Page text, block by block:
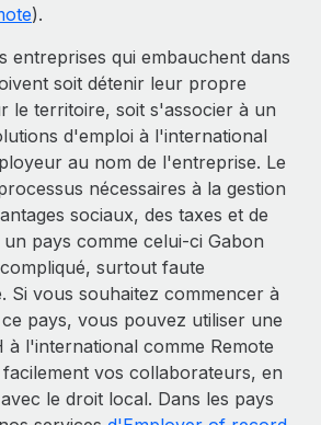
).
entreprises qui embauchent dans
soit détenir leur propre
le territoire, soit s'associer à un
d'emploi à l'international
au nom de l'entreprise. Le
nécessaires à la gestion
sociaux, des taxes et de
pays comme celui-ci Gabon
surtout faute
Si vous souhaitez commencer à
pays, vous pouvez utiliser une
à l'international comme Remote
vos collaborateurs, en
le droit local. Dans les pays